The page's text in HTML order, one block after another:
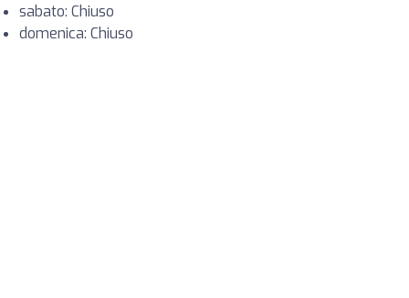
sabato: Chiuso
domenica: Chiuso